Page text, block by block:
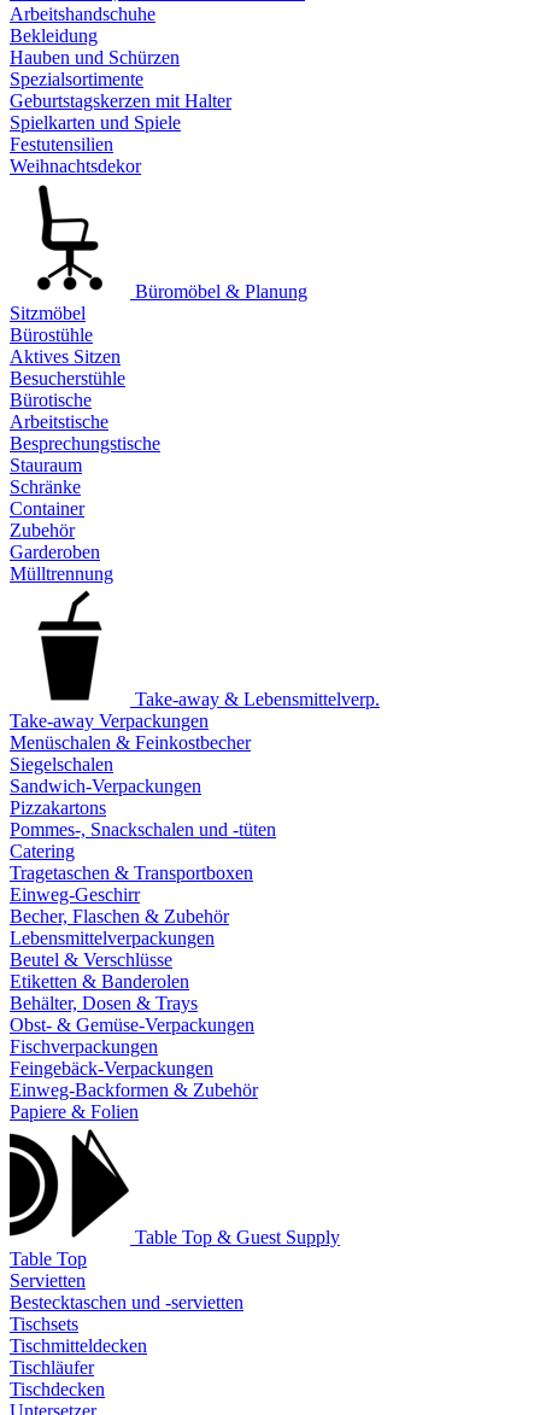
Arbeitshandschuhe
Bekleidung
Hauben und Schürzen
Spezialsortimente
Geburtstagskerzen mit Halter
Spielkarten und Spiele
Festutensilien
Weihnachtsdekor
Büromöbel & Planung
Sitzmöbel
Bürostühle
Aktives Sitzen
Besucherstühle
Bürotische
Arbeitstische
Besprechungstische
Stauraum
Schränke
Container
Zubehör
Garderoben
Mülltrennung
Take-away & Lebensmittelverp.
Take-away Verpackungen
Menüschalen & Feinkostbecher
Siegelschalen
Sandwich-Verpackungen
Pizzakartons
Pommes-, Snackschalen und -tüten
Catering
Tragetaschen & Transportboxen
Einweg-Geschirr
Becher, Flaschen & Zubehör
Lebensmittelverpackungen
Beutel & Verschlüsse
Etiketten & Banderolen
Behälter, Dosen & Trays
Obst- & Gemüse-Verpackungen
Fischverpackungen
Feingebäck-Verpackungen
Einweg-Backformen & Zubehör
Papiere & Folien
Table Top & Guest Supply
Table Top
Servietten
Bestecktaschen und -servietten
Tischsets
Tischmitteldecken
Tischläufer
Tischdecken